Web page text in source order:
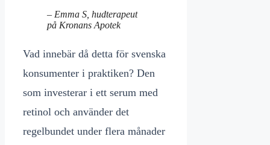
– Emma S, hudterapeut
på Kronans Apotek
Vad innebär då detta för svenska
konsumenter i praktiken? Den
som investerar i ett serum med
retinol och använder det
regelbundet under flera månader